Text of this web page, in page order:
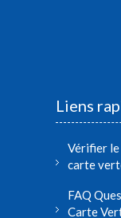
Liens
Vérifier
carte
FAQ
Carte